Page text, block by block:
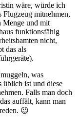
wäre, würde ich
mitnehmen,
Menge und mit
funktionsfähig
nicht,
das als
was
üblich ist und diese
Falls man doch
auffält, kann man
😉